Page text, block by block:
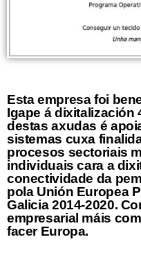
Esta empresa foi
Igape á dixitalización
destas axudas é
sistemas cuxa
procesos sectoriais
individuais cara a
conectividade da
pola Unión Europea
Galicia 2014-2020.
empresarial máis
facer Europa.